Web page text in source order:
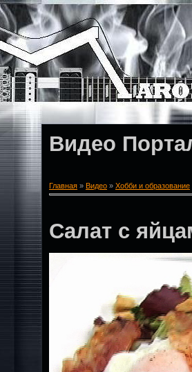
Видео
Главная » Видео » Хобби и образование
Салат с